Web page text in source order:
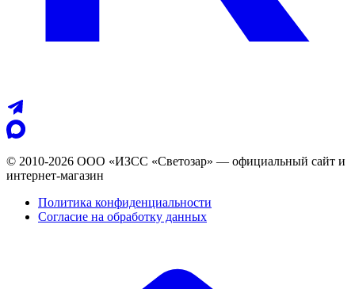
© 2010-2026 ООО «ИЗСС «Светозар» — официальный сайт и
интернет-магазин
Политика конфиденциальности
Согласие на обработку данных